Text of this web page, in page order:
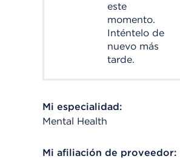
este
momento.
Inténtelo de
nuevo más
tarde.
Mi especialidad:
Mental Health
Mi afiliación de proveedor: